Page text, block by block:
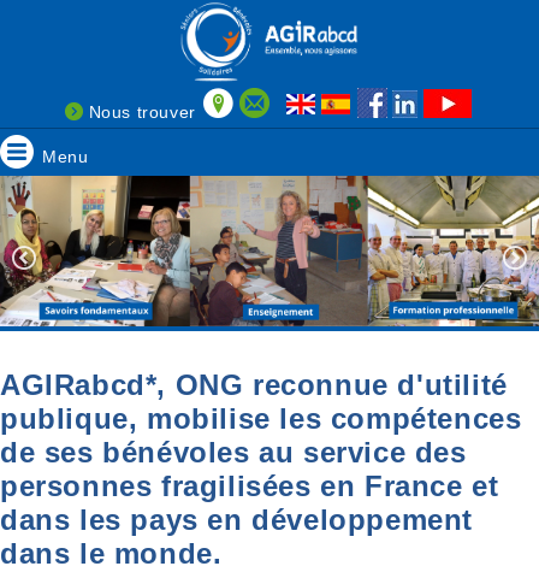
Nous trouver
Menu
AGIRabcd*, ONG reconnue d'utilité
publique, mobilise les compétences
de ses bénévoles au service des
personnes fragilisées en France et
dans les pays en développement
dans le monde.